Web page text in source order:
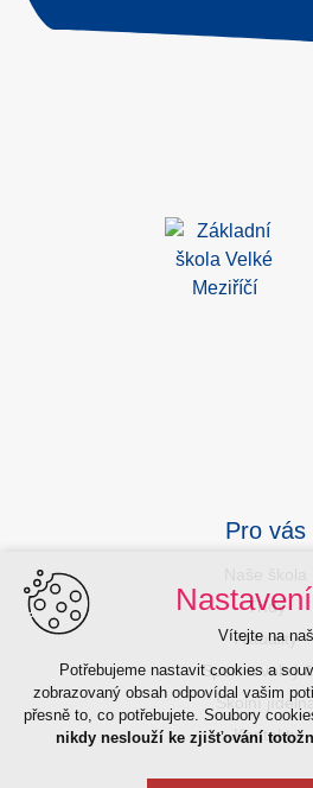
Pro vás
Třídy
Aktuality
Sport a volný
Školní jídelna
Kontakty
Vítejte na
Potřebujeme nastavit cookies a
zobrazovaný obsah odpovídal vašim
přesně to, co potřebujete. Soubory
nikdy neslouží ke zjišťování